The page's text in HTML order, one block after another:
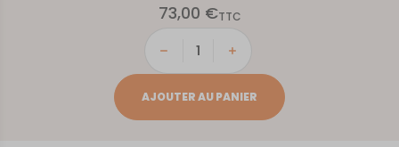
73,00 €TTC
quantité
PARIS
AJOUTER AU PANIER